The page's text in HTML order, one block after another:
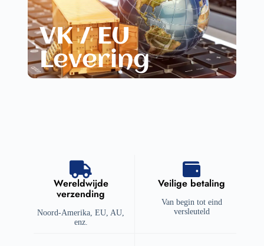
VK / EU
Levering
Wereldwijde
verzending
Noord-Amerika, EU, AU,
enz.
Veilige betaling
Van begin tot eind
versleuteld